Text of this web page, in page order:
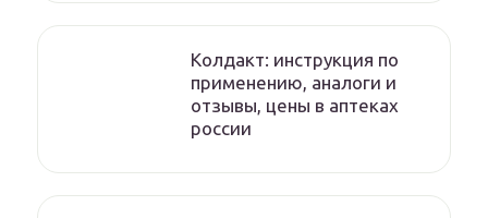
Колдакт: инструкция по
применению, аналоги и
отзывы, цены в аптеках
россии